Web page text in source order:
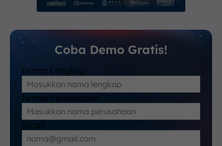
Coba Demo Gratis!
Nama Lengkap
Nama Perusahaan
Email